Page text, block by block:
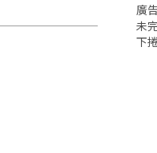
廣
未
下